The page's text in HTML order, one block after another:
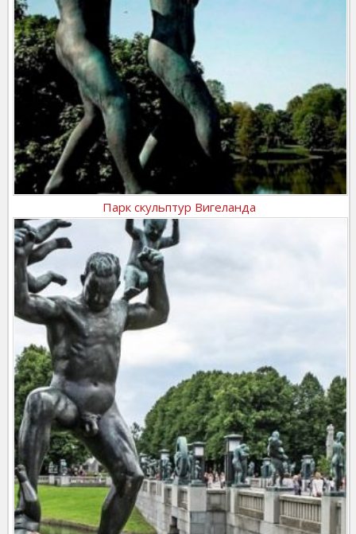
Парк скульптур Вигеланда